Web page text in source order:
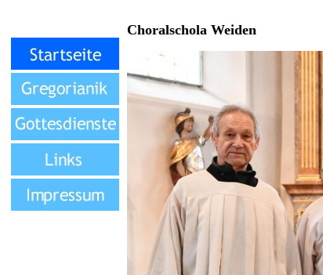
Choralschola Weiden